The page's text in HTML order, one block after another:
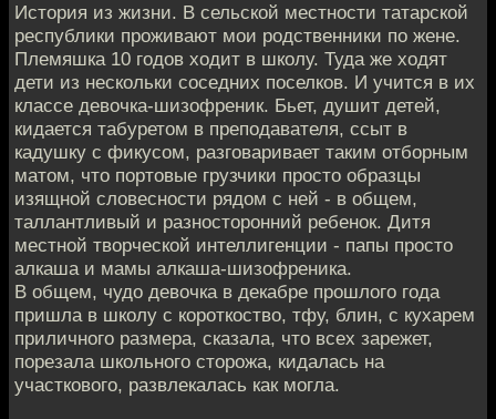
История из жизни. В сельской местности татарской
республики проживают мои родственники по жене.
Племяшка 10 годов ходит в школу. Туда же ходят
дети из нескольки соседних поселков. И учится в их
классе девочка-шизофреник. Бьет, душит детей,
кидается табуретом в преподавателя, ссыт в
кадушку с фикусом, разговаривает таким отборным
матом, что портовые грузчики просто образцы
изящной словесности рядом с ней - в общем,
таллантливый и разносторонний ребенок. Дитя
местной творческой интеллигенции - папы просто
алкаша и мамы алкаша-шизофреника.
В общем, чудо девочка в декабре прошлого года
пришла в школу с короткоство, тфу, блин, с кухарем
приличного размера, сказала, что всех зарежет,
порезала школьного сторожа, кидалась на
участкового, развлекалась как могла.